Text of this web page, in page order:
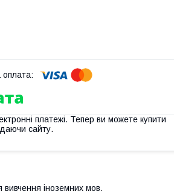
платежі. Тепер ви можете купити
сайту.
вивчення іноземних мов.